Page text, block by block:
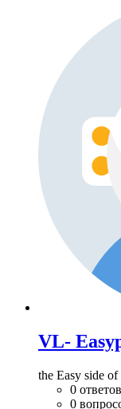
VL-
the Easy side
0 ответов
0